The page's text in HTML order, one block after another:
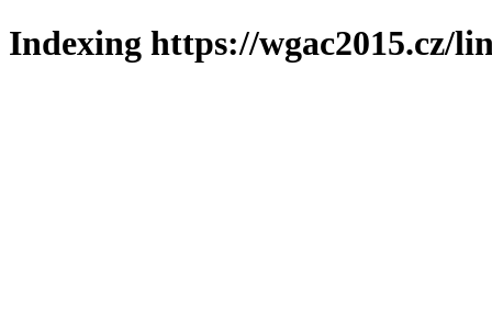
Indexing https://wgac2015.cz/